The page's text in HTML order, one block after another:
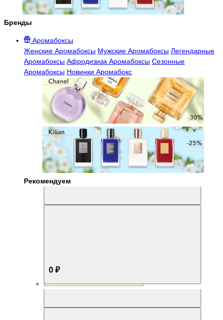
Бренды
Аромабоксы
Женские Аромабоксы Мужские Аромабоксы Легендарные
Аромабоксы Афродизиак Аромабоксы Сезонные
Аромабоксы Новинки Аромабокс
Рекомендуем
0 ₽